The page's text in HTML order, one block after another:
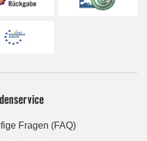
Fragen (FAQ)